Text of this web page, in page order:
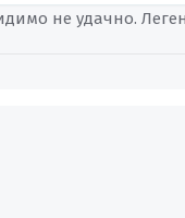
не удачно.